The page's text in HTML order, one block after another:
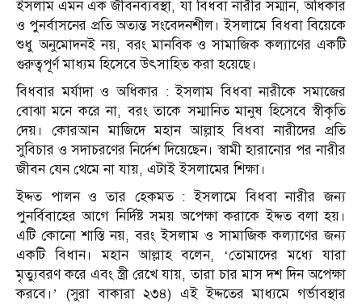
ইসলাম এমন এক জীবনব্যবস্থা, যা বিধবা নারীর সম্মান, অধিকার
ও পুনর্বাসনের প্রতি অত্যন্ত সংবেদনশীল। ইসলামে বিধবা বিয়েকে
শুধু অনুমোদনই নয়, বরং মানবিক ও সামাজিক কল্যাণের একটি
গুরুত্বপূর্ণ মাধ্যম হিসেবে উৎসাহিত করা হয়েছে।
বিধবার মর্যাদা ও অধিকার : ইসলাম বিধবা নারীকে সমাজের
বোঝা মনে করে না, বরং তাকে সম্মানিত মানুষ হিসেবে স্বীকৃতি
দেয়। কোরআন মাজিদে মহান আল্লাহ বিধবা নারীদের প্রতি
সুবিচার ও সদাচরণের নির্দেশ দিয়েছেন। স্বামী হারানোর পর নারীর
জীবন যেন থেমে না যায়, এটাই ইসলামের শিক্ষা।
ইদ্দত পালন ও তার হেকমত : ইসলামে বিধবা নারীর জন্য
পুনর্বিবাহের আগে নির্দিষ্ট সময় অপেক্ষা করাকে ইদ্দত বলা হয়।
এটি কোনো শাস্তি নয়, বরং ইসলাম ও সামাজিক কল্যাণের জন্য
একটি বিধান। মহান আল্লাহ বলেন, ‘তোমাদের মধ্যে যারা
মৃত্যুবরণ করে এবং স্ত্রী রেখে যায়, তারা চার মাস দশ দিন অপেক্ষা
করবে।’ (সুরা বাকারা ২৩৪) এই ইদ্দতের মাধ্যমে গর্ভাবস্থার